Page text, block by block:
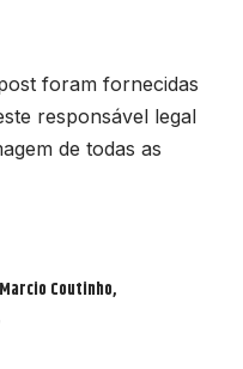
foram fornecidas
responsável legal
de todas as
Coutinho